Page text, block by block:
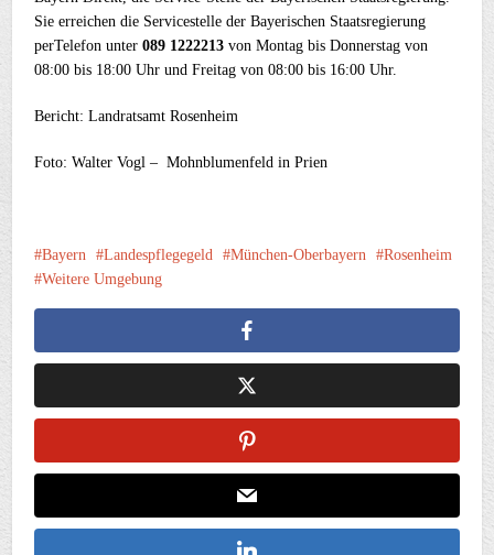
Sie erreichen die Servicestelle der Bayerischen Staatsregierung
perTelefon unter089 1222213von Montag bis Donnerstag von
08:00 bis 18:00 Uhr und Freitag von 08:00 bis 16:00 Uhr.
Bericht: Landratsamt Rosenheim
Foto: Walter Vogl – Mohnblumenfeld in Prien
Bayern Landespflegegeld München-Oberbayern
Rosenheim
Weitere Umgebung